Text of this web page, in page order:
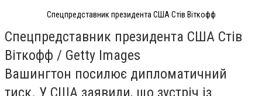
Спецпредставник президента США Стів Віткофф
Спецпредставник президента США Стів
Віткофф / Getty Images
Вашингтон посилює дипломатичний
тиск. У США заявили, що зустріч із